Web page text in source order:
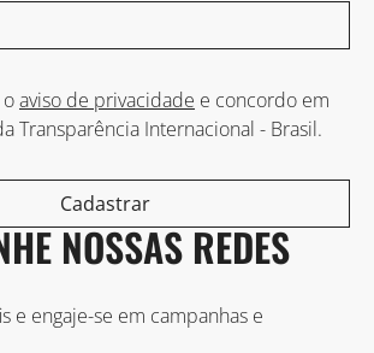
aviso de privacidade e concordo em
Transparência Internacional - Brasil.
Cadastrar
NOSSAS REDES
e engaje-se em campanhas e